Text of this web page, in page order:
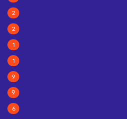
2
2
1
1
9
9
6